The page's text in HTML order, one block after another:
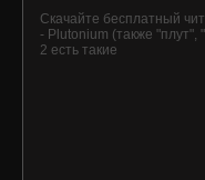
Скачайте бесплатный
- Plutonium (также
2 есть такие